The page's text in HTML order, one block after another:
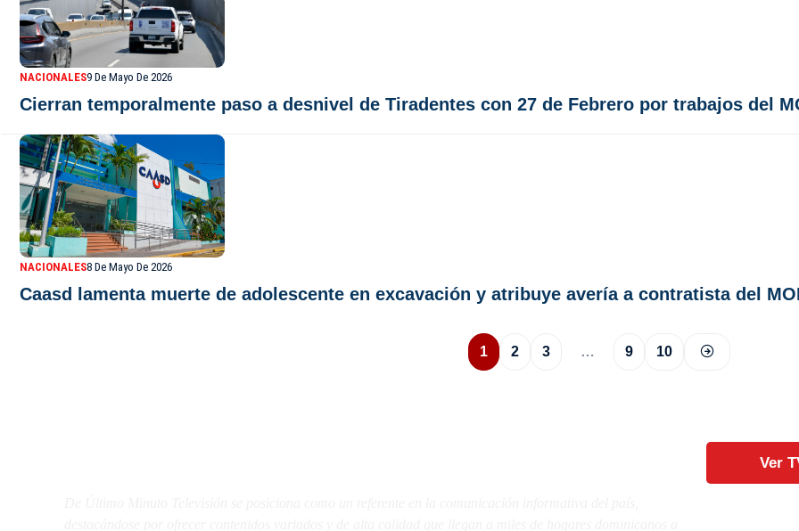
NACIONALES9 De Mayo De 2026
Cierran temporalmente paso a desnivel de Tiradentes con 27 de Febrero por trabajos del
NACIONALES8 De Mayo De 2026
Caasd lamenta muerte de adolescente en excavación y atribuye avería a contratista del
1 2 3 … 9 10
Ver